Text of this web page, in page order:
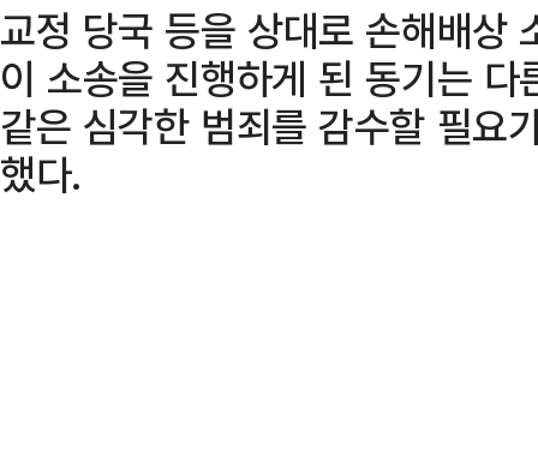
교정 당국 등을 상대로 손해배상
이 소송을 진행하게 된 동기는
같은 심각한 범죄를 감수할 필요
했다.